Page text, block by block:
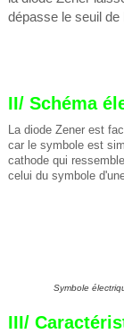
dépasse le seuil de
II/ Schéma
La diode Zener est
car le symbole est
cathode qui
celui du symbole
Symbole
III/